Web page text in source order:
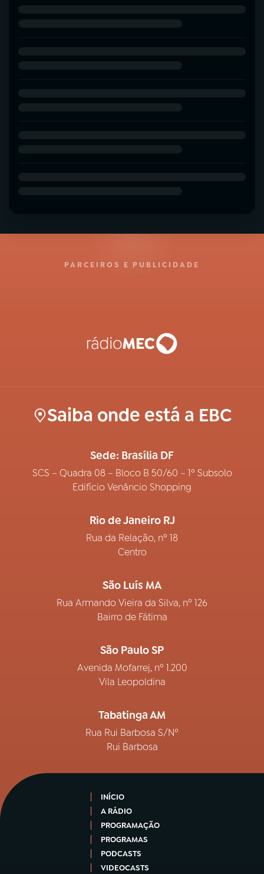
PARCEIROS E PUBLICIDADE
Saiba onde está a EBC
Sede: Brasília DF
SCS – Quadra 08 – Bloco B 50/60 – 1º Subsolo
Edifício Venâncio Shopping
Rio de Janeiro RJ
Rua da Relação, nº 18
Centro
São Luís MA
Rua Armando Vieira da Silva, nº 126
Bairro de Fátima
São Paulo SP
Avenida Mofarrej, nº 1.200
Vila Leopoldina
Tabatinga AM
Rua Rui Barbosa S/Nº
Rui Barbosa
INÍCIO
A RÁDIO
PROGRAMAÇÃO
PROGRAMAS
PODCASTS
VIDEOCASTS